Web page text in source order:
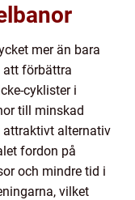
mer än bara
att förbättra
cyklister i
till minskad
attraktivt alternativ
fordon på
och mindre tid i
vilket